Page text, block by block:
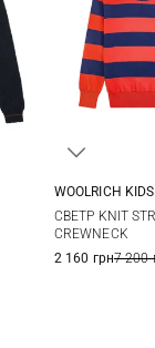
WOOLRICH KIDS
СВЕТР KNIT
CREWNECK
2 160 грн7 200